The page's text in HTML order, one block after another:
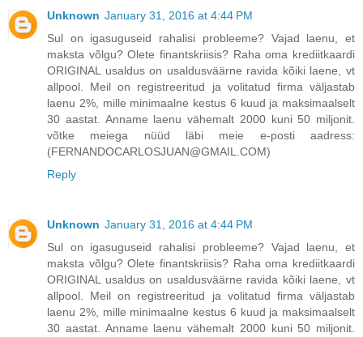
Unknown January 31, 2016 at 4:44 PM
Sul on igasuguseid rahalisi probleeme? Vajad laenu, et
maksta võlgu? Olete finantskriisis? Raha oma krediitkaardi
ORIGINAL usaldus on usaldusväärne ravida kõiki laene, vt
allpool. Meil on registreeritud ja volitatud firma väljastab
laenu 2%, mille minimaalne kestus 6 kuud ja maksimaalselt
30 aastat. Anname laenu vähemalt 2000 kuni 50 miljonit.
võtke meiega nüüd läbi meie e-posti aadress:
(FERNANDOCARLOSJUAN@GMAIL.COM)
Reply
Unknown January 31, 2016 at 4:44 PM
Sul on igasuguseid rahalisi probleeme? Vajad laenu, et
maksta võlgu? Olete finantskriisis? Raha oma krediitkaardi
ORIGINAL usaldus on usaldusväärne ravida kõiki laene, vt
allpool. Meil on registreeritud ja volitatud firma väljastab
laenu 2%, mille minimaalne kestus 6 kuud ja maksimaalselt
30 aastat. Anname laenu vähemalt 2000 kuni 50 miljonit.